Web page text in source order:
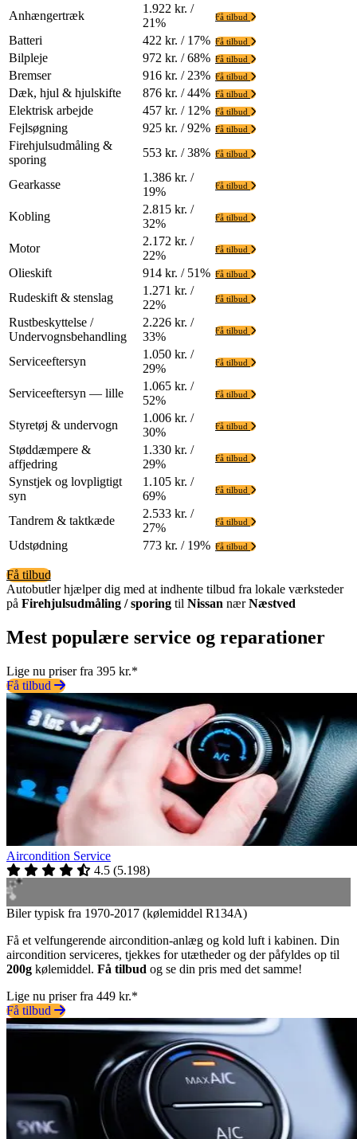
Anhængertræk
1.922 kr. /
21%
Få tilbud
Batteri 422 kr. / 17% Få tilbud
Bilpleje 972 kr. / 68% Få tilbud
Bremser 916 kr. / 23% Få tilbud
Dæk, hjul & hjulskifte 876 kr. / 44% Få tilbud
Elektrisk arbejde 457 kr. / 12% Få tilbud
Fejlsøgning 925 kr. / 92% Få tilbud
Firehjulsudmåling &
sporing
553 kr. / 38% Få tilbud
Gearkasse
1.386 kr. /
19%
Få tilbud
Kobling
2.815 kr. /
32%
Få tilbud
Motor
2.172 kr. /
22%
Få tilbud
Olieskift 914 kr. / 51% Få tilbud
Rudeskift & stenslag
1.271 kr. /
22%
Få tilbud
Rustbeskyttelse /
Undervognsbehandling
2.226 kr. /
33%
Få tilbud
Serviceeftersyn
1.050 kr. /
29%
Få tilbud
Serviceeftersyn — lille
1.065 kr. /
52%
Få tilbud
Styretøj & undervogn
1.006 kr. /
30%
Få tilbud
Støddæmpere &
affjedring
1.330 kr. /
29%
Få tilbud
Synstjek og lovpligtigt
syn
1.105 kr. /
69%
Få tilbud
Tandrem & taktkæde
2.533 kr. /
27%
Få tilbud
Udstødning 773 kr. / 19% Få tilbud
Få tilbud
Autobutler hjælper dig med at indhente tilbud fra lokale værksteder
på Firehjulsudmåling / sporing til Nissan nærNæstved
Mest populære service og reparationer
Lige nu priser fra 395 kr.*
Få tilbud
Aircondition Service
4.5 (5.198)
Biler typisk fra 1970-2017 (kølemiddel R134A)
Få et velfungerende aircondition-anlæg og kold luft i kabinen. Din
aircondition serviceres, tjekkes for utætheder og der påfyldes op til
200g kølemiddel. Få tilbud og se din pris med det samme!
Lige nu priser fra 449 kr.*
Få tilbud